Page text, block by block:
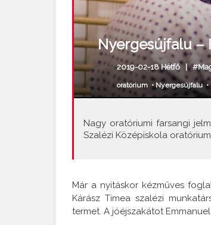
Nyergesújfalu –
2019-02-18 Hétfő |
oratórium•Nyergesújfalu•
Nagy oratóriumi farsangi
Szalézi Középiskola
Már a nyitáskor kézműves
Kárász Timea szalézi
termet. A jóéjszakátot